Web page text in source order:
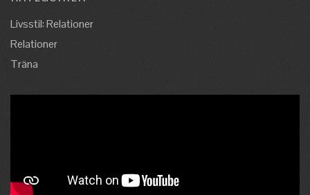
Livsstil: Relationer
Relationer
Träna